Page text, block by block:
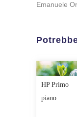
Emanuele
HP Primo
piano